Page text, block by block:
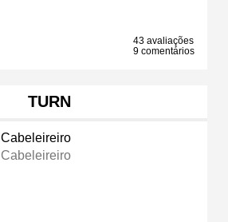
43 avaliações
9 comentários
TURN
Cabeleireiro
Cabeleireiro